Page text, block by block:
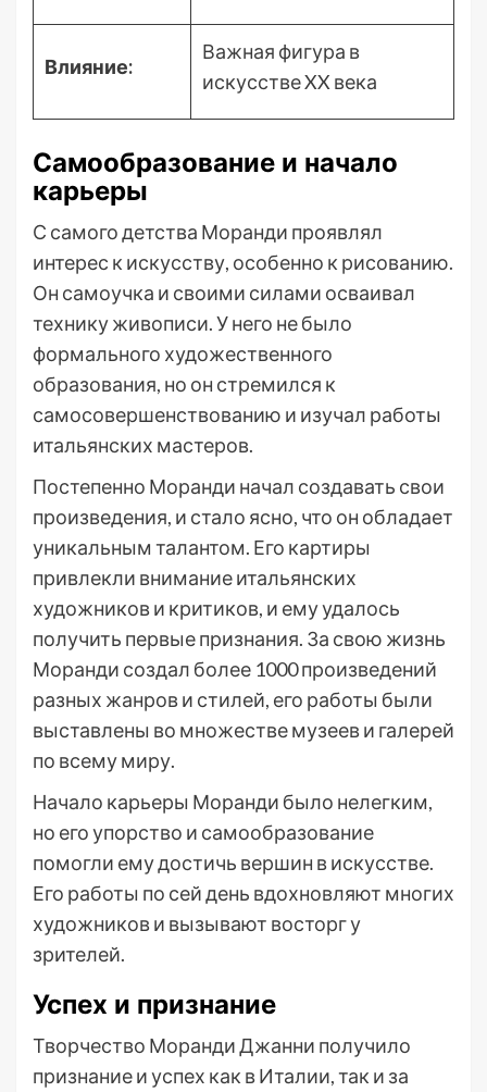
Влияние:
Важная фигура в
искусстве XX века
Самообразование и начало
карьеры
С самого детства Моранди проявлял
интерес к искусству, особенно к рисованию.
Он самоучка и своими силами осваивал
технику живописи. У него не было
формального художественного
образования, но он стремился к
самосовершенствованию и изучал работы
итальянских мастеров.
Постепенно Моранди начал создавать свои
произведения, и стало ясно, что он обладает
уникальным талантом. Его картиры
привлекли внимание итальянских
художников и критиков, и ему удалось
получить первые признания. За свою жизнь
Моранди создал более 1000 произведений
разных жанров и стилей, его работы были
выставлены во множестве музеев и галерей
по всему миру.
Начало карьеры Моранди было нелегким,
но его упорство и самообразование
помогли ему достичь вершин в искусстве.
Его работы по сей день вдохновляют многих
художников и вызывают восторг у
зрителей.
Успех и признание
Творчество Моранди Джанни получило
признание и успех как в Италии, так и за